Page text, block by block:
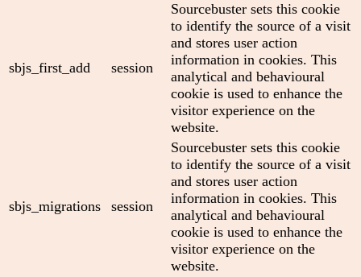
sbjs_first_add session
Sourcebuster sets this cookie
to identify the source of a visit
and stores user action
information in cookies. This
analytical and behavioural
cookie is used to enhance the
visitor experience on the
website.
sbjs_migrations session
Sourcebuster sets this cookie
to identify the source of a visit
and stores user action
information in cookies. This
analytical and behavioural
cookie is used to enhance the
visitor experience on the
website.